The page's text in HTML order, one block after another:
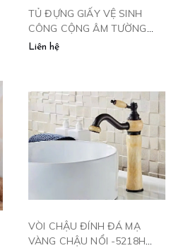
TỦ ĐỰNG GIẤY VỆ SINH
CÔNG CỘNG ÂM TƯỜNG
KÈM THÙNG RÁC VÀ SẤY
Liên hệ
VÒI CHẬU ĐÍNH ĐÁ MẠ
VÀNG CHẬU NỔI -5218H